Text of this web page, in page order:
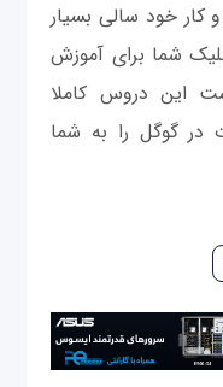
خود سالی بسیار
شما برای آموزش
این دروس کاملا
در گوگل را به شما